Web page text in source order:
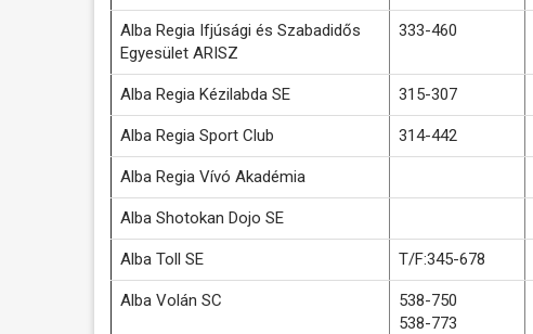
Alba Regia Ifjúsági és Szabadidős
Egyesület ARISZ
333-460
Alba Regia Kézilabda SE 315-307
Alba Regia Sport Club 314-442
Alba Regia Vívó Akadémia
Alba Shotokan Dojo SE
Alba Toll SE T/F:345-678
Alba Volán SC
538-750
538-773